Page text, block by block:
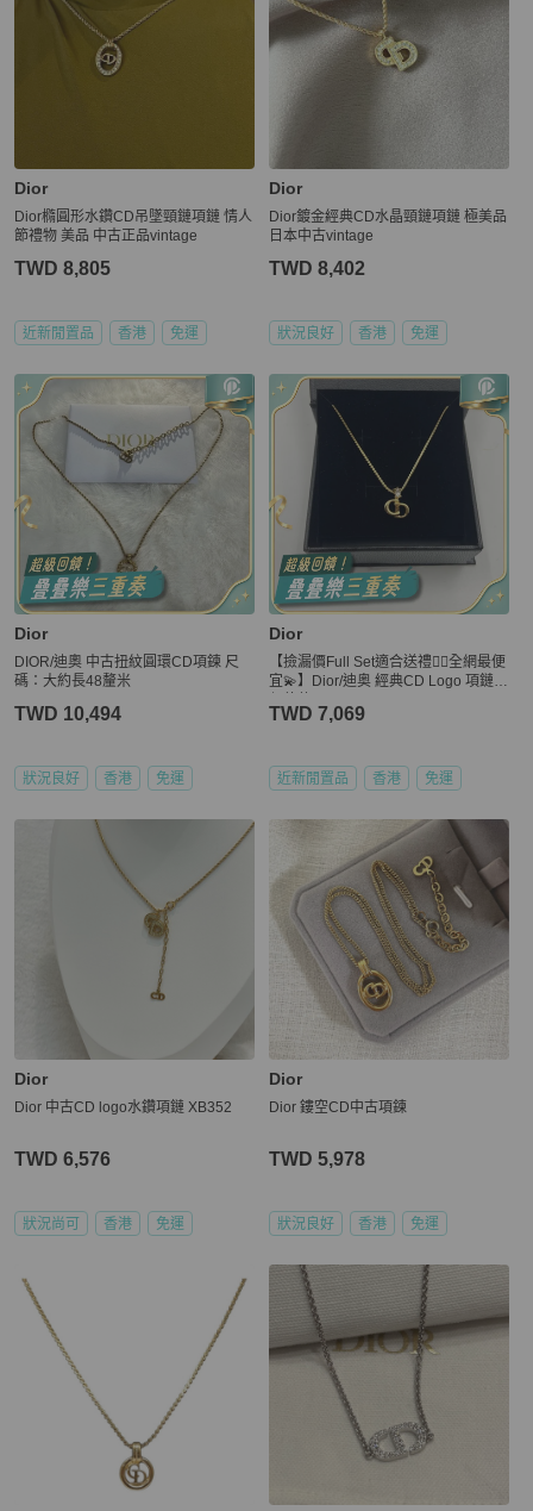
Dior
Dior橢圓形水鑽CD吊墜頸鏈項鏈 情人
節禮物 美品 中古正品vintage
TWD 8,805
近新閒置品 香港 免運
Dior
Dior鍍金經典CD水晶頸鏈項鏈 極美品
日本中古vintage
TWD 8,402
狀況良好 香港 免運
Dior
DIOR/迪奧 中古扭紋圓環CD項鍊 尺
碼：大約長48釐米
TWD 10,494
狀況良好 香港 免運
Dior
【撿漏價Full Set適合送禮👍🏻全網最便
宜💫】Dior/迪奥 經典CD Logo 項鏈
TWD 7,069
近新閒置品 香港 免運
Dior
Dior 中古CD logo水鑽項鏈 XB352
TWD 6,576
狀況尚可 香港 免運
Dior
Dior 鏤空CD中古項鍊
TWD 5,978
狀況良好 香港 免運